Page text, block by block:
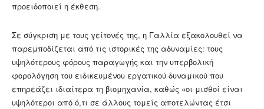
προειδοποιεί η έκθεση.
Σε σύγκριση με τους γείτονές της, η Γαλλία εξακολουθεί να
παρεμποδίζεται από τις ιστορικές της αδυναμίες: τους
υψηλότερους φόρους παραγωγής και την υπερβολική
φορολόγηση του ειδικευμένου εργατικού δυναμικού που
επηρεάζει ιδιαίτερα τη βιομηχανία, καθώς «οι μισθοί είναι
υψηλότεροι από ό,τι σε άλλους τομείς αποτελώντας έτσι